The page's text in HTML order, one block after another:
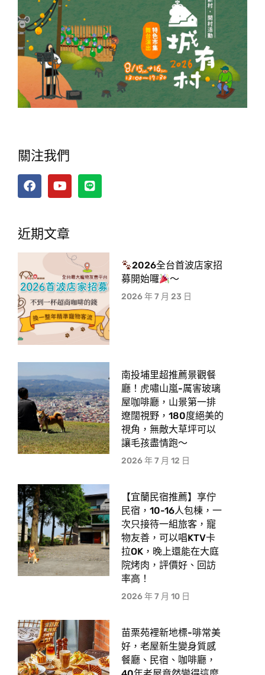
關注我們
近期文章
2026全台首波店家招
募開始囉
～
2026 年 7 月 23 日
南投埔里超推薦景觀餐
廳！虎嘯山嵐-厲害玻璃
屋咖啡廳，山景第一排
遼闊視野，180度絕美的
視角，無敵大草坪可以
讓毛孩盡情跑〜
2026 年 7 月 12 日
【宜蘭民宿推薦】享佇
民宿，10-16人包棟，一
次只接待一組旅客，寵
物友善，可以唱KTV卡
拉OK，晚上還能在大庭
院烤肉，評價好、回訪
率高！
2026 年 7 月 10 日
苗栗苑裡新地標-啡常美
好，老屋新生變身質感
餐廳、民宿、咖啡廳，